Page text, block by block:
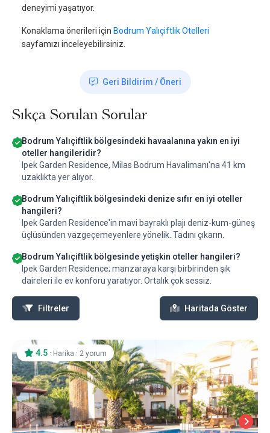
deneyimi yaşatıyor.
Konaklama önerileri için Bodrum Yalıçiftlik Otelleri
sayfamızı inceleyebilirsiniz.
Geri Bildirim / Öneri
Sıkça Sorulan Sorular
Bodrum Yalıçiftlik bölgesindeki havaalanına yakın en iyi
oteller hangileridir?
Ipek Garden Residence, Milas Bodrum Havalimanı'na 41 km
uzaklıkta yer alıyor.
Bodrum Yalıçiftlik bölgesindeki denize sıfır en iyi oteller
hangileri?
Ipek Garden Residence'in mavi bayraklı plajı deniz-kum-güneş
üçlüsünden vazgeçemeyenlere yönelik. Tadını çıkarın.
Bodrum Yalıçiftlik bölgesinde yetişkin oteller hangileri?
Ipek Garden Residence; manzaraya karşı birbirinden şık
daireleri ile ev konforu yaratıyor. Ortalık çok sessiz.
Filtreler Haritada Göster
4.5 · Harika · 2 yorum